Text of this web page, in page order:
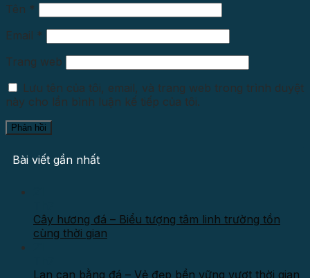
Tên *
Email *
Trang web
Lưu tên của tôi, email, và trang web trong trình duyệt
này cho lần bình luận kế tiếp của tôi.
Bài viết gần nhất
Cây hương đá – Biểu tượng tâm linh trường tồn
cùng thời gian
Lan can bằng đá – Vẻ đẹp bền vững vượt thời gian